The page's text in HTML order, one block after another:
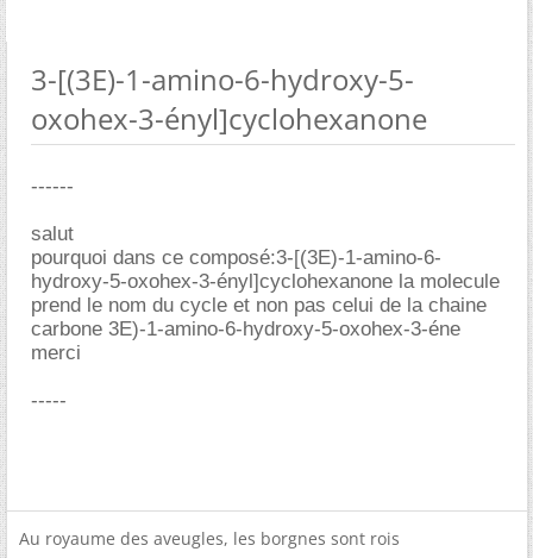
3-[(3E)-1-amino-6-hydroxy-5-
oxohex-3-ényl]cyclohexanone
------
salut
pourquoi dans ce composé:3-[(3E)-1-amino-6-
hydroxy-5-oxohex-3-ényl]cyclohexanone la molecule
prend le nom du cycle et non pas celui de la chaine
carbone 3E)-1-amino-6-hydroxy-5-oxohex-3-éne
merci
-----
Au royaume des aveugles, les borgnes sont rois